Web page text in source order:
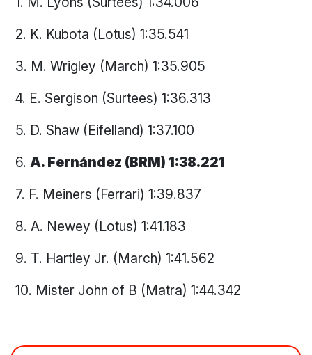
2. K. Kubota (Lotus) 1:35.541
3. M. Wrigley (March) 1:35.905
4. E. Sergison (Surtees) 1:36.313
5. D. Shaw (Eifelland) 1:37.100
6.A. Fernández (BRM) 1:38.221
7. F. Meiners (Ferrari) 1:39.837
8. A. Newey (Lotus) 1:41.183
9. T. Hartley Jr. (March) 1:41.562
10. Mister John of B (Matra) 1:44.342